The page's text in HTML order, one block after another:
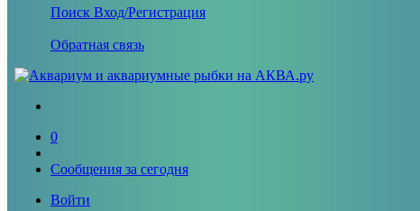
Поиск Вход/Регистрация
Обратная связь
0
Сообщения за сегодня
Войти